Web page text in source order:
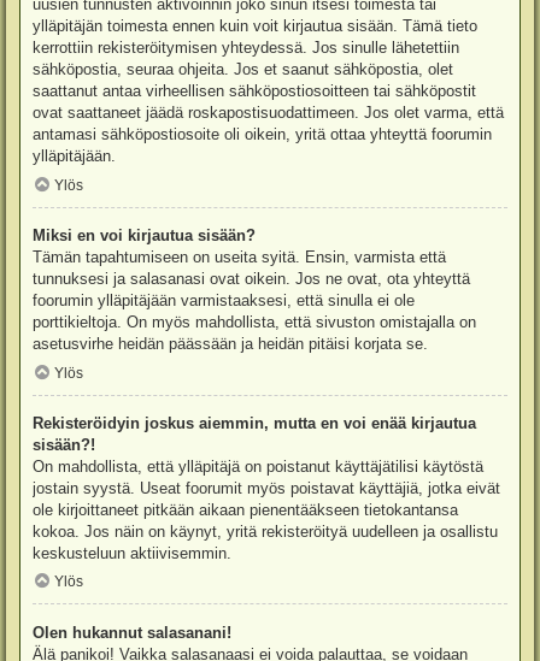
uusien tunnusten aktivoinnin joko sinun itsesi toimesta tai
ylläpitäjän toimesta ennen kuin voit kirjautua sisään. Tämä tieto
kerrottiin rekisteröitymisen yhteydessä. Jos sinulle lähetettiin
sähköpostia, seuraa ohjeita. Jos et saanut sähköpostia, olet
saattanut antaa virheellisen sähköpostiosoitteen tai sähköpostit
ovat saattaneet jäädä roskapostisuodattimeen. Jos olet varma, että
antamasi sähköpostiosoite oli oikein, yritä ottaa yhteyttä foorumin
ylläpitäjään.
Ylös
Miksi en voi kirjautua sisään?
Tämän tapahtumiseen on useita syitä. Ensin, varmista että
tunnuksesi ja salasanasi ovat oikein. Jos ne ovat, ota yhteyttä
foorumin ylläpitäjään varmistaaksesi, että sinulla ei ole
porttikieltoja. On myös mahdollista, että sivuston omistajalla on
asetusvirhe heidän päässään ja heidän pitäisi korjata se.
Ylös
Rekisteröidyin joskus aiemmin, mutta en voi enää kirjautua
sisään?!
On mahdollista, että ylläpitäjä on poistanut käyttäjätilisi käytöstä
jostain syystä. Useat foorumit myös poistavat käyttäjiä, jotka eivät
ole kirjoittaneet pitkään aikaan pienentääkseen tietokantansa
kokoa. Jos näin on käynyt, yritä rekisteröityä uudelleen ja osallistu
keskusteluun aktiivisemmin.
Ylös
Olen hukannut salasanani!
Älä panikoi! Vaikka salasanaasi ei voida palauttaa, se voidaan